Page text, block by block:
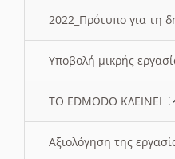
2022_Πρότυπο για τη
Υποβολή μικρής
ΤΟ EDMODO ΚΛΕΙΝΕΙ
Αξιολόγηση της